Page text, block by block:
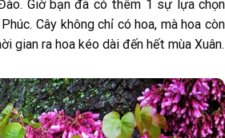
Giờ bạn đã có thêm 1 sự lựa chọn
Cây không chỉ có hoa, mà hoa còn
gian ra hoa kéo dài đến hết mùa Xuân.